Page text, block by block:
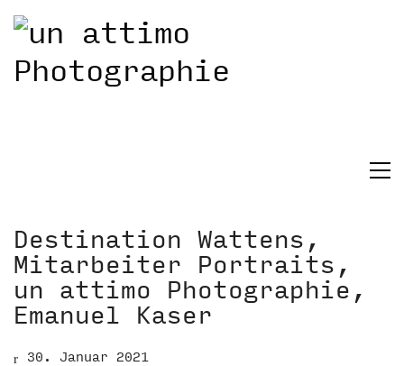
Destination Wattens,
Mitarbeiter Portraits,
un attimo Photographie,
Emanuel Kaser
30. Januar 2021